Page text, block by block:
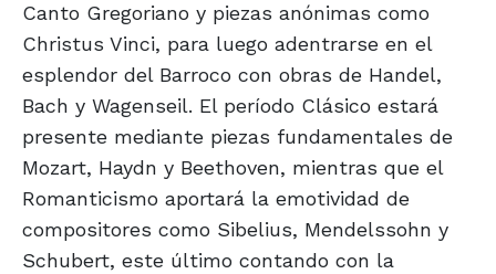
Canto Gregoriano y piezas anónimas como
Christus Vinci, para luego adentrarse en el
esplendor del Barroco con obras de Handel,
Bach y Wagenseil. El período Clásico estará
presente mediante piezas fundamentales de
Mozart, Haydn y Beethoven, mientras que el
Romanticismo aportará la emotividad de
compositores como Sibelius, Mendelssohn y
Schubert, este último contando con la